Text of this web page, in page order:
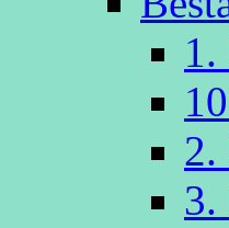
1.
2.
3.